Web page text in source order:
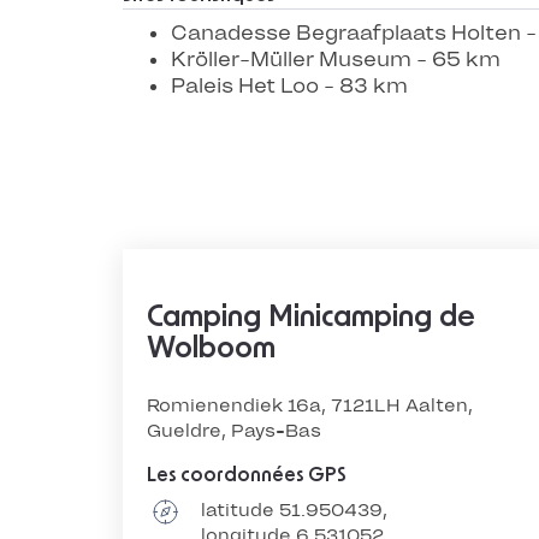
Canadesse Begraafplaats Holten
Kröller-Müller Museum - 65 km
Paleis Het Loo - 83 km
Camping Minicamping de
Wolboom
Romienendiek 16a, 7121LH Aalten,
Gueldre, Pays-Bas
Les coordonnées GPS
latitude 51.950439,